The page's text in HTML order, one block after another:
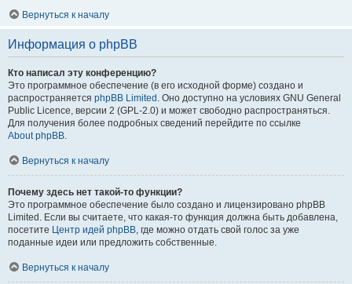
Вернуться к началу
Информация о phpBB
Кто написал эту конференцию?
Это программное обеспечение (в его исходной форме) создано и
распространяется phpBB Limited . Оно доступно на условиях GNU General
Public Licence, версии 2 (GPL-2.0) и может свободно распространяться.
Для получения более подробных сведений перейдите по ссылке
About phpBB
Вернуться к началу
Почему здесь нет такой-то функции?
Это программное обеспечение было создано и лицензировано phpBB
Limited. Если вы считаете, что какая-то функция должна быть добавлена,
посетите Центр идей phpBB , где можно отдать свой голос за уже
поданные идеи или предложить собственные.
Вернуться к началу